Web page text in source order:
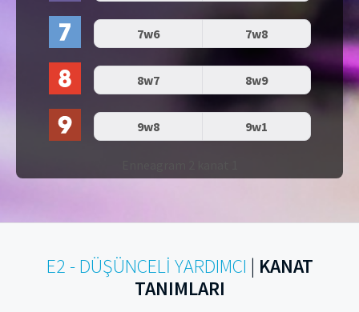
7w6 7w8
8w7 8w9
9w8 9w1
E2 - DÜŞÜNCELİ YARDIMCI | KANAT
TANIMLARI